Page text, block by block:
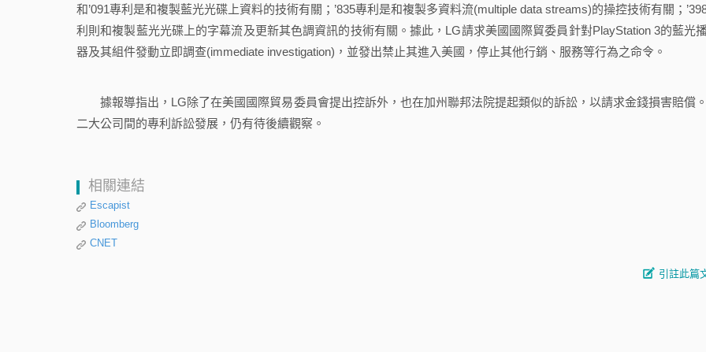
和’091專利是和複製藍光光碟上資料的技術有關；’835專利是和複製多資料流(multiple data streams)的操控技術有關；
利則和複製藍光光碟上的字幕流及更新其色調資訊的技術有關。據此，LG請求美國國際貿委員針對PlayStation 3的藍光
器及其組件發動立即調查(immediate investigation)，並發出禁止其進入美國，停止其他行銷、服務等行為之命令。
據報導指出，LG除了在美國國際貿易委員會提出控訴外，也在加州聯邦法院提起類似的訴訟，以請求金錢損害賠償
二大公司間的專利訴訟發展，仍有待後續觀察。
相關連結
Escapist
Bloomberg
CNET
引註此篇